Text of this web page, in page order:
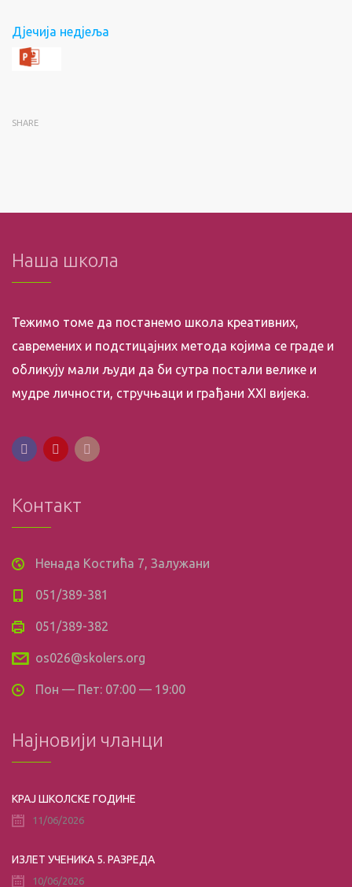
Дјечија недјеља
SHARE
Наша школа
Тежимо томе да постанемо школа креативних,
савремених и подстицајних метода којима се граде и
обликују мали људи да би сутра постали велике и
мудре личности, стручњаци и грађани XXI вијека.
Контакт
Ненада Костића 7, Залужани
051/389-381
051/389-382
os026@skolers.org
Пон — Пет: 07:00 — 19:00
Најновији чланци
КРАЈ ШКОЛСКЕ ГОДИНЕ
11/06/2026
ИЗЛЕТ УЧЕНИКА 5. РАЗРЕДА
10/06/2026